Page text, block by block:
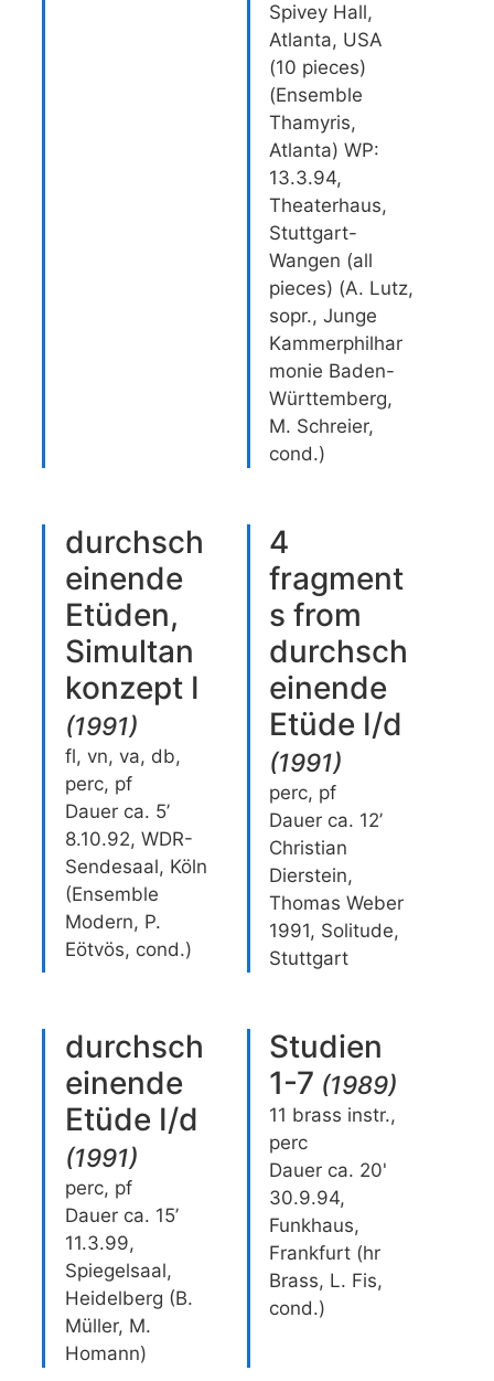
Spivey Hall,
Atlanta, USA
(10 pieces)
(Ensemble
Thamyris,
Atlanta) WP:
13.3.94,
Theaterhaus,
Stuttgart-
Wangen (all
pieces) (A. Lutz,
sopr., Junge
Kammerphilhar
monie Baden-
Württemberg,
M. Schreier,
cond.)
durchsch
einende
Etüden,
Simultan
konzept I
(1991)
fl, vn, va, db,
perc, pf
Dauer ca. 5’
8.10.92, WDR-
Sendesaal, Köln
(Ensemble
Modern, P.
Eötvös, cond.)
4
fragment
s from
durchsch
einende
Etüde I/d
(1991)
perc, pf
Dauer ca. 12’
Christian
Dierstein,
Thomas Weber
1991, Solitude,
Stuttgart
durchsch
einende
Etüde I/d
(1991)
perc, pf
Dauer ca. 15’
11.3.99,
Spiegelsaal,
Heidelberg (B.
Müller, M.
Homann)
Studien
1-7 (1989)
11 brass instr.,
perc
Dauer ca. 20'
30.9.94,
Funkhaus,
Frankfurt (hr
Brass, L. Fis,
cond.)